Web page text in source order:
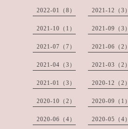
2022-01（8） 2021-12（3）
2021-10（1） 2021-09（3）
2021-07（7） 2021-06（2）
2021-04（3） 2021-03（2）
2021-01（3） 2020-12（2）
2020-10（2） 2020-09（1）
2020-06（4） 2020-05（4）